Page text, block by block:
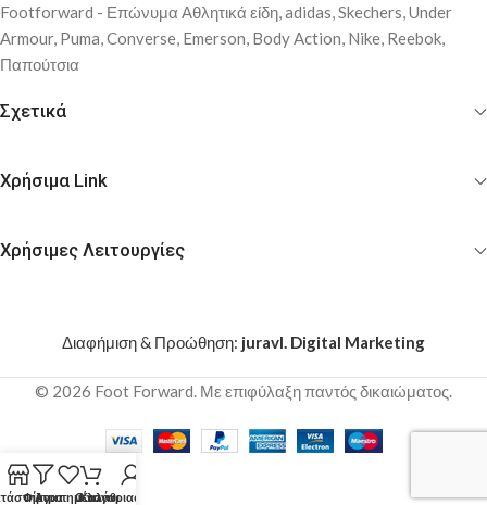
Footforward - Επώνυμα Αθλητικά είδη, adidas, Skechers, Under
Αrmour, Puma, Converse, Emerson, Body Action, Nike, Reebok,
Παπούτσια
Σχετικά
Χρήσιμα Link
Χρήσιμες Λειτουργίες
Διαφήμιση & Προώθηση: juravl. Digital Marketing
© 2026 Foot Forward. Με επιφύλαξη παντός δικαιώματος.
Φίλτρα
ΑγαπημέναΚαλάθι
Ο λογαριασμός μου